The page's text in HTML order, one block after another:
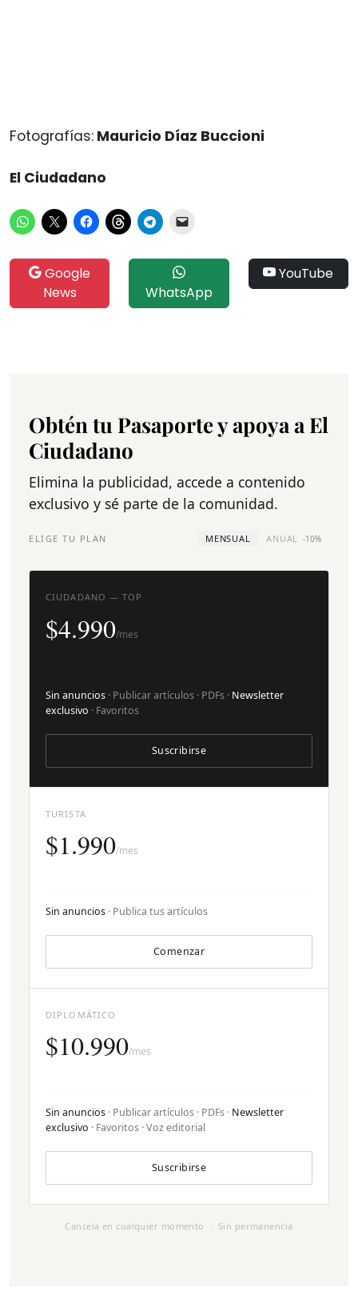
Fotografías: Mauricio Díaz Buccioni
El Ciudadano
Google
News
WhatsApp
YouTube
Obtén tu Pasaporte y apoya a El
Ciudadano
Elimina la publicidad, accede a contenido
exclusivo y sé parte de la comunidad.
ELIGE TU PLAN MENSUAL ANUAL -10%
TURISTA
$1.990/mes
Sin anuncios · Publica tus artículos
Comenzar
CIUDADANO — TOP
$4.990/mes
Sin anuncios · Publicar artículos · PDFs · Newsletter
exclusivo · Favoritos
Suscribirse
DIPLOMÁTICO
$10.990/mes
Sin anuncios · Publicar artículos · PDFs · Newsletter
exclusivo · Favoritos · Voz editorial
Suscribirse
Cancela en cualquier momento · Sin permanencia